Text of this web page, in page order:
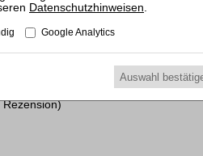
v. 6. 1. 2006 – 6 TG 985/05, und
Rezension)
Datenschutzhinweisen
Google Analytics
Auswahl